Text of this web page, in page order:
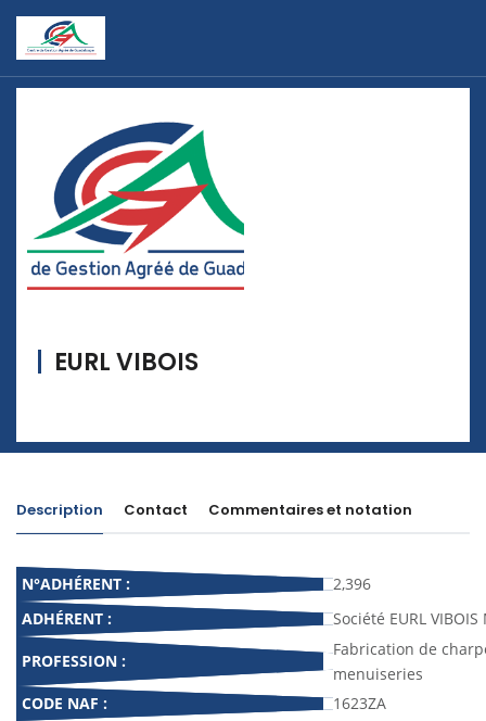
EURL VIBOIS
Description Contact Commentaires et notation
N°ADHÉRENT :
2,396
ADHÉRENT :
Société EURL VIBOIS
PROFESSION :
Fabrication de
menuiseries
CODE NAF :
1623ZA